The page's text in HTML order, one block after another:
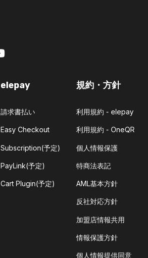
elepay
請求書払い
Easy Checkout
Subscription(予定)
PayLink(予定)
Cart Plugin(予定)
規約・方針
利用規約 - elepay
利用規約 - OneQR
個人情報保護
特商法表記
AML基本方針
反社対応方針
加盟店情報共用
情報保護方針
個人情報提供同意